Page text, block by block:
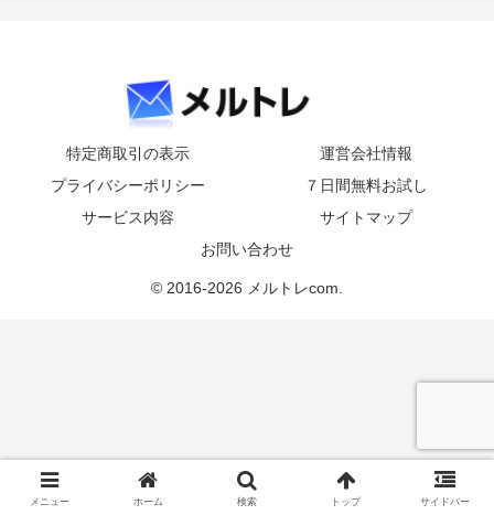
特定商取引の表示
運営会社情報
プライバシーポリシー
７日間無料お試し
サービス内容
サイトマップ
お問い合わせ
© 2016-2026 メルトレcom.
メニュー ホーム 検索 トップ サイドバー